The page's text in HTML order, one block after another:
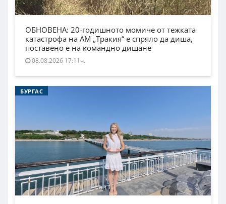
ОБНОВЕНА: 20-годишното момиче от тежката
катастрофа на АМ „Тракия“ е спряло да диша,
поставено е на командно дишане
08.08.2026 17:11ч.
БУРГАС